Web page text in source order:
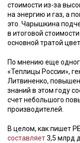
стоимости из-за
на энергию и газ, а
это. Чарышкина
в итоговой
основной тратой
По мнению еще
«Теплицы России»,
Литвиненко,
знаний в этом году
счет небольшого
производителей.
В целом, как пишет
составляет3,5 млрд